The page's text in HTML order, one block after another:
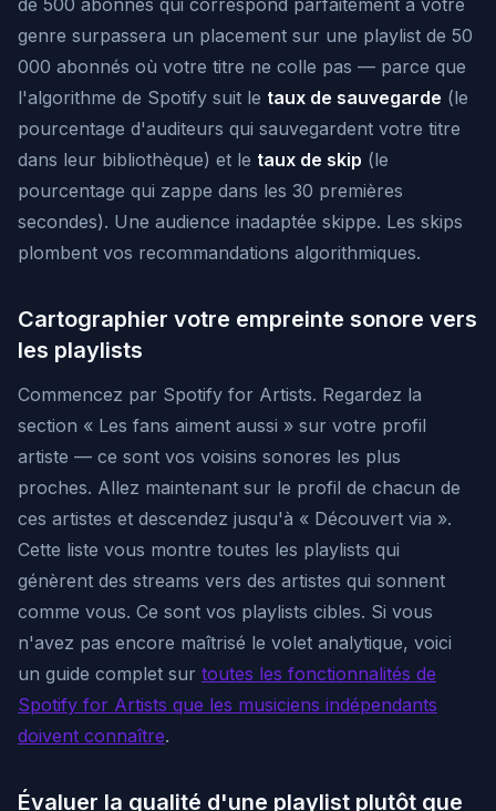
de 500 abonnés qui correspond parfaitement à votre
genre surpassera un placement sur une playlist de 50
000 abonnés où votre titre ne colle pas — parce que
l'algorithme de Spotify suit le taux de sauvegarde (le
pourcentage d'auditeurs qui sauvegardent votre titre
dans leur bibliothèque) et le taux de skip (le
pourcentage qui zappe dans les 30 premières
secondes). Une audience inadaptée skippe. Les skips
plombent vos recommandations algorithmiques.
Cartographier votre empreinte sonore vers
les playlists
Commencez par Spotify for Artists. Regardez la
section « Les fans aiment aussi » sur votre profil
artiste — ce sont vos voisins sonores les plus
proches. Allez maintenant sur le profil de chacun de
ces artistes et descendez jusqu'à « Découvert via ».
Cette liste vous montre toutes les playlists qui
génèrent des streams vers des artistes qui sonnent
comme vous. Ce sont vos playlists cibles. Si vous
n'avez pas encore maîtrisé le volet analytique, voici
un guide complet sur toutes les fonctionnalités de
Spotify for Artists que les musiciens indépendants
doivent connaître.
Évaluer la qualité d'une playlist plutôt que